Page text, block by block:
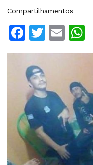
Compartilhamentos
Facebook
Twitter